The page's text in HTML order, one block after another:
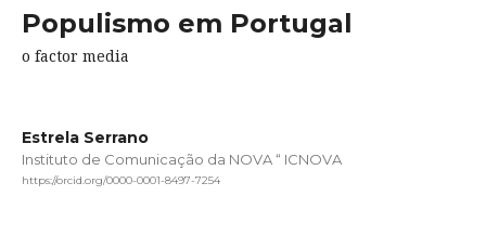
Populismo em Portugal
o factor media
Estrela Serrano
Instituto de Comunicação da NOVA “ ICNOVA
https://orcid.org/0000-0001-8497-7254